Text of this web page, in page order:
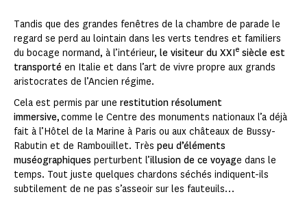
Tandis que des grandes fenêtres de la chambre de parade le
regard se perd au lointain dans les verts tendres et familiers
du bocage normand, à l’intérieur, le visiteur du XXIe siècle est
transporté en Italie et dans l’art de vivre propre aux grands
aristocrates de l’Ancien régime.
Cela est permis par une restitution résolument
immersive, comme le Centre des monuments nationaux l’a déjà
fait à l’Hôtel de la Marine à Paris ou aux châteaux de Bussy-
Rabutin et de Rambouillet. Très peu d’éléments
muséographiques perturbent l’illusion de ce voyage dans le
temps. Tout juste quelques chardons séchés indiquent-ils
subtilement de ne pas s’asseoir sur les fauteuils…